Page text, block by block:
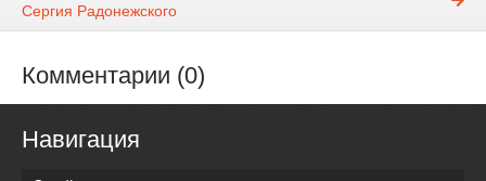
Сергия Радонежского
Комментарии (0)
Навигация